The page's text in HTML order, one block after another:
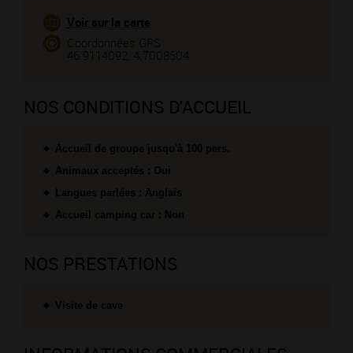
Voir sur la carte
Coordonnées GPS :
46.9114092, 4.7008504
NOS CONDITIONS D'ACCUEIL
Accueil de groupe jusqu'à 100 pers.
Animaux acceptés : Oui
Langues parlées : Anglais
Accueil camping car : Non
NOS PRESTATIONS
Visite de cave